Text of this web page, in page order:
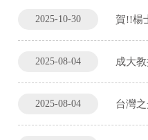
2025-10-30 賀!!楊
2025-08-04 成大
2025-08-04 台灣